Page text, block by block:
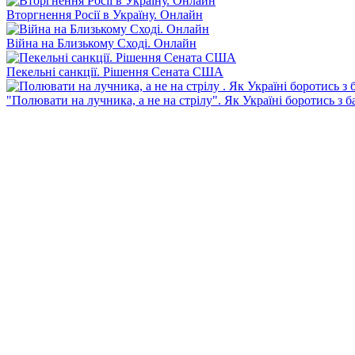
Вторгнення Росії в Україну. Онлайн
Війна на Близькому Сході. Онлайн
Пекельні санкції. Рішення Сената США
"Полювати на лучника, а не на стрілу". Як Україні боротись з